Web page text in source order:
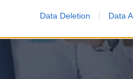
Data Deletion Data